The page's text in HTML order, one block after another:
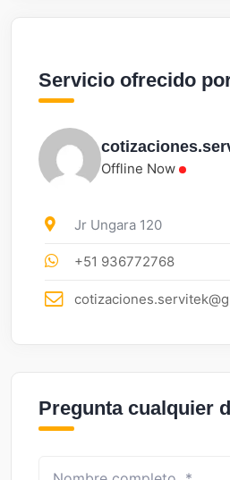
Servicio ofrecido
Offline Now
Jr Ungara 120
+51 936772768
Pregunta cualquier